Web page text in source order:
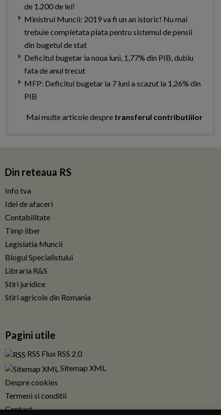
de 1.200 de lei!
Ministrul Muncii: 2019 va fi un an istoric! Nu mai
trebuie completata plata pentru sistemul de pensii
din bugetul de stat
Deficitul bugetar la noua luni, 1,77% din PIB, dublu
fata de anul trecut
MFP: Deficitul bugetar la 7 luni a scazut la 1,26% din
PIB
Mai multe articole despre transferul contributiilor
Din reteaua RS
Info tva
Idei de afaceri
Contabilitate
Timp liber
Legislatia Muncii
Blogul Specialistului
Libraria R&S
Stiri juridice
Stiri agricole din Romania
Pagini utile
RSS Flux RSS 2.0
Sitemap XML
Despre cookies
Termeni si conditii
Contact